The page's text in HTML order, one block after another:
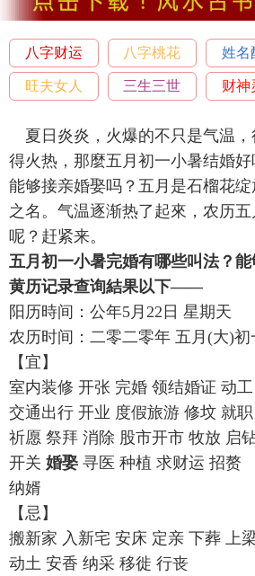
八字财运 八字桃花 姓名
旺夫女人 三生三世 财神
夏日炎炎，火爆的不只是气温
得火热，那麼五月初一小暑结婚好
能够接亲婚娶吗？五月是石榴花绽
之名。气温逐渐热了起來，农历
呢？赶紧来。
五月初一小暑完婚有哪些叫法？能
黄历记录查询結果以下——
阳历時间：公年5月22日 星期天
农历时间：二零二零年 五月(大)初
【宜】
室内装修 开张 完婚 领结婚证 动
交通出行 开业 度假旅游 修坟 就
祈愿 祭拜 消除 股市开市 牧放 启
开关 婚娶 寻医 种植 求财运 招赘
纳婿
【忌】
搬新家 入新宅 安床 定亲 下葬 上
动土 安香 纳采 移徙 行丧